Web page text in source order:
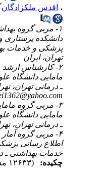
اقدس ملکزادگان ۳
۱- مربی گروه
دانشکده پرستاری و
پزشکی و خدمات
تهران، ایران
۲- کارشناس ارشد
مامایی دانشگاه
ـ درمانی تهران،
۳- مربی گروه
مامایی دانشگاه
ـ درمانی تهران،
۴- مربی گروه آمار
اطلاع رسانی
خدمات بهداشتی ـ
چکیده: